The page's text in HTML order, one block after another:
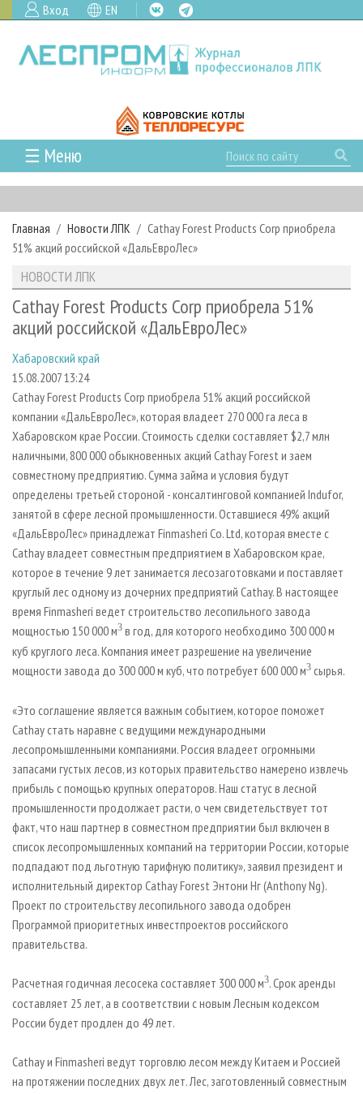
Вход EN
☰ Меню
ГЛАВНАЯ
РУБРИКИ И ТЕМЫ
РУБРИКИ ЖУРНАЛА
ЛЕСОЗАГОТОВКА
ЛЕСОПИЛЕНИЕ
СУШКА ДРЕВЕСИНЫ
ПРОИЗВОДСТВО ДРЕВЕСНЫХ ПЛИТ
ДЕРЕВЯННОЕ ДОМОСТРОЕНИЕ
ПРОИЗВОДСТВО МЕБЕЛИ
БИОЭНЕРГЕТИКА
ЦБП
ИНСТРУМЕНТ И МАТЕРИАЛЫ
НОВОСТИ
НОВОСТИ ЛПК
НОВОСТИ ЖУРНАЛА
ПРОЕКТЫ ЛПИ
АНАЛИТИКА
ПРЕДПРИЯТИЯ ЛПК
ПЕРСОНЫ
МОБИЛЬНЫЕ ВЫСТАВКИ
ОФИЦИАЛЬНЫЕ ДЕЛЕГАЦИИ
ПРИОРИТЕТНЫЕ ИНВЕСТПРОЕКТЫ
RUSSIAN FORESTRY REVIEW
ГАЗЕТА ЛЕСПРОМФОРУМ
БИБЛИОТЕКА СПЕЦИАЛИСТА
АРХИВ
АРХИВ ЖУРНАЛОВ
О ЖУРНАЛЕ
ПОДПИСКА
КОНТАКТЫ
РЕКЛАМОДАТЕЛЯМ
РЕКЛАМА
РЕКЛАМА НА САЙТЕ
Главная Новости ЛПК
Cathay Forest Products Corp приобрела
51% акций российской «ДальЕвроЛес»
НОВОСТИ ЛПК
Cathay Forest Products Corp приобрела 51%
акций российской «ДальЕвроЛес»
Хабаровский край
15.08.2007 13:24
Cathay Forest Products Corp приобрела 51% акций российской
компании «ДальЕвроЛес», которая владеет 270 000 га леса в
Хабаровском крае России. Стоимость сделки составляет $2,7 млн
наличными, 800 000 обыкновенных акций Cathay Forest и заем
совместному предприятию. Сумма займа и условия будут
определены третьей стороной - консалтинговой компанией Indufor,
занятой в сфере лесной промышленности. Оставшиеся 49% акций
«ДальЕвроЛес» принадлежат Finmasheri Co. Ltd, которая вместе с
Cathay владеет совместным предприятием в Хабаровском крае,
которое в течение 9 лет занимается лесозаготовками и поставляет
круглый лес одному из дочерних предприятий Cathay. В настоящее
время Finmasheri ведет строительство лесопильного завода
мощностью 150 000 м3 в год, для которого необходимо 300 000 м
куб круглого леса. Компания имеет разрешение на увеличение
мощности завода до 300 000 м куб, что потребует 600 000 м3 сырья.
«Это соглашение является важным событием, которое поможет
Cathay стать наравне с ведущими международными
лесопромышленными компаниями. Россия владеет огромными
запасами густых лесов, из которых правительство намерено извлечь
прибыль с помощью крупных операторов. Наш статус в лесной
промышленности продолжает расти, о чем свидетельствует тот
факт, что наш партнер в совместном предприятии был включен в
список лесопромышленных компаний на территории России, которые
подпадают под льготную тарифную политику», заявил президент и
исполнительный директор Cathay Forest Энтони Нг (Anthony Ng).
Проект по строительству лесопильного завода одобрен
Программой приоритетных инвестпроектов российского
правительства.
Расчетная годичная лесосека составляет 300 000 м3. Срок аренды
составляет 25 лет, а в соответствии с новым Лесным кодексом
России будет продлен до 49 лет.
Cathay и Finmasheri ведут торговлю лесом между Китаем и Россией
на протяжении последних двух лет. Лес, заготовленный совместным